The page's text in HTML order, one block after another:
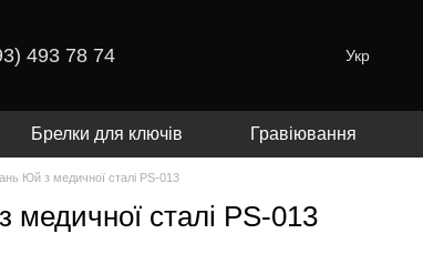
493 78 74 Укр
Брелки для ключів Гравіювання
Юй з медичної сталі PS-013
медичної сталі PS-013